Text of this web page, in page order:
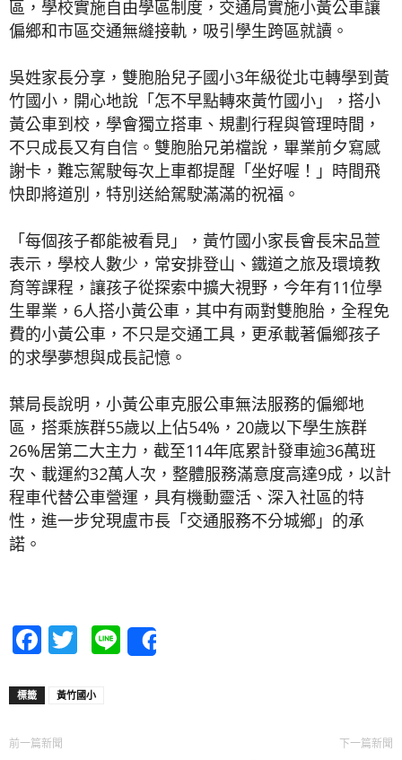
區，學校實施自由學區制度，交通局實施小黃公車讓
偏鄉和市區交通無縫接軌，吸引學生跨區就讀。
吳姓家長分享，雙胞胎兒子國小3年級從北屯轉學到黃
竹國小，開心地說「怎不早點轉來黃竹國小」，搭小
黃公車到校，學會獨立搭車、規劃行程與管理時間，
不只成長又有自信。雙胞胎兄弟檔說，畢業前夕寫感
謝卡，難忘駕駛每次上車都提醒「坐好喔！」時間飛
快即將道別，特別送給駕駛滿滿的祝福。
「每個孩子都能被看見」，黃竹國小家長會長宋品萱
表示，學校人數少，常安排登山、鐵道之旅及環境教
育等課程，讓孩子從探索中擴大視野，今年有11位學
生畢業，6人搭小黃公車，其中有兩對雙胞胎，全程免
費的小黃公車，不只是交通工具，更承載著偏鄉孩子
的求學夢想與成長記憶。
葉局長說明，小黃公車克服公車無法服務的偏鄉地
區，搭乘族群55歲以上佔54%，20歲以下學生族群
26%居第二大主力，截至114年底累計發車逾36萬班
次、載運約32萬人次，整體服務滿意度高達9成，以計
程車代替公車營運，具有機動靈活、深入社區的特
性，進一步兌現盧市長「交通服務不分城鄉」的承
諾。
Facebook
Twitter
Line
標籤 黃竹國小
前一篇新聞 下一篇新聞